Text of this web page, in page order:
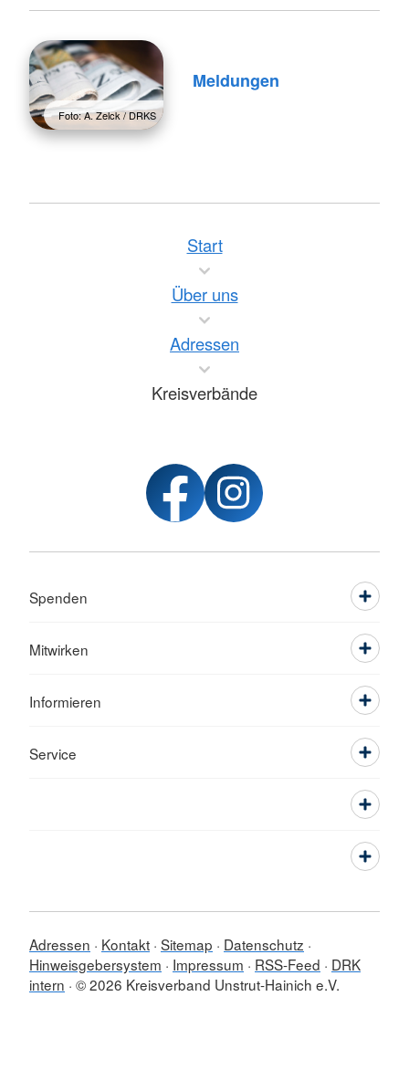
Foto: A. Zelck / DRKS
Meldungen
Start
Über uns
Adressen
Kreisverbände
Spenden
Mitwirken
Informieren
Service
Adressen Kontakt Sitemap
Datenschutz
Hinweisgebersystem
Impressum RSS-Feed
DRK
intern © 2026 Kreisverband Unstrut-Hainich e.V.